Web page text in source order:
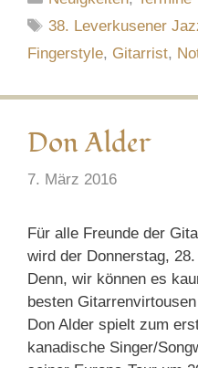
Schlagwörter
38. Leverkusener
Fingerstyle, Gitarrist,
Don Alder
7. März 2016
Für alle Freunde der
wird der Donnerstag,
Denn, wir können es
besten
Don Alder spielt zum
kanadische Singer/